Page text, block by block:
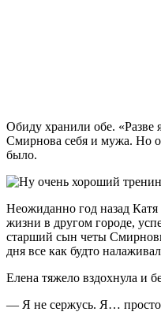
Обиду хранили обе. «Разве
Смирнова себя и мужа. Но
было.
Неожиданно год назад Катя
жизни в другом городе,
старший сын четы
дня все как будто
Елена тяжело вздохнула и
— Я не сержусь. Я…